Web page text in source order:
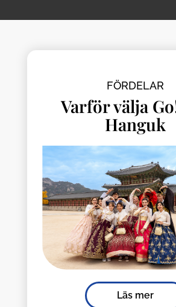
FÖRDELAR
Varför välja
Hanguk
Läs mer